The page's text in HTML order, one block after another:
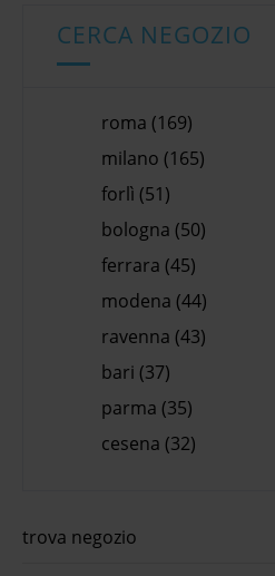
CERCA NEGOZIO
roma (169)
milano (165)
forlì (51)
bologna (50)
ferrara (45)
modena (44)
ravenna (43)
bari (37)
parma (35)
cesena (32)
trova negozio